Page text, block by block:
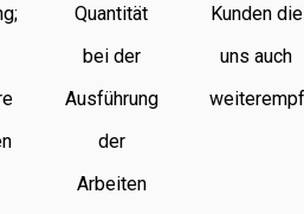
Quantität
bei der
Ausführung
der
Arbeiten
Kunden die
uns auch